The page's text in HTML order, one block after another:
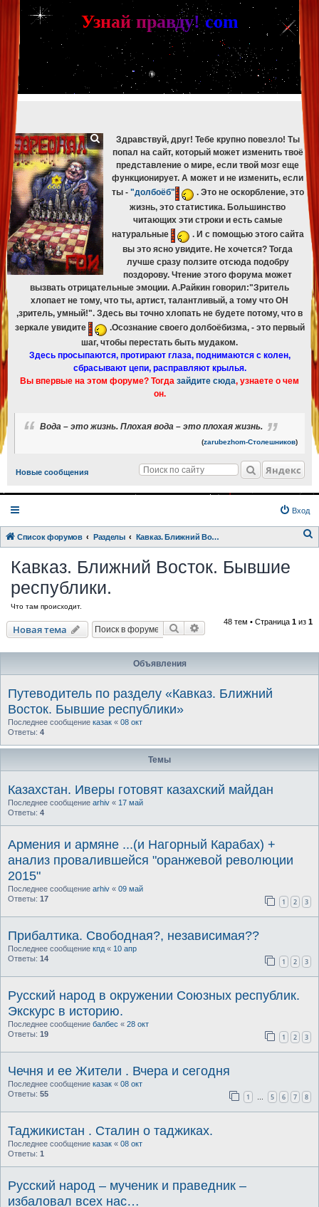
[phpBB Debug] PHP Warning : in file [ROOT]/phpbb/db/driver/mysqli.php
mysqli_fetch_assoc(): Couldn't fetch mysqli_result
[phpBB Debug] PHP Warning: in file[ROOT]/phpbb/db/driver/mysqli.php 329
mysqli_free_result(): Couldn't fetch mysqli_result
[phpBB Debug] PHP Warning
[ROOT]/phpbb/db/driver/mysqli.php on line 265
mysqli_fetch_assoc(): Couldn't fetch mysqli_result
[phpBB Debug] PHP Warning
: in file [ROOT]/phpbb/db/driver/mysqli.php on line329
mysqli_free_result(): Couldn't fetch mysqli_result
[phpBB Debug] PHP Warning: in file [ROOT]/phpbb/db/driver/mysqli.php on line 265
mysqli_fetch_assoc(): Couldn't fetch mysqli_result
[phpBB Debug] PHP Warning
[ROOT]/phpbb/db/driver/mysqli.php on line329:
mysqli_free_result(): Couldn't fetch mysqli_result
Узнай правду! com
Здравствуй, друг! Тебе крупно повезло! Ты
попал на сайт, который может изменить твоё
представление о мире, если твой мозг еще
функционирует. А может и не изменить, если
ты - "долбоёб"
. Это не оскорбление, это
жизнь, это статистика. Большинство
читающих эти строки и есть самые
натуральные
. И с помощью этого сайта
вы это ясно увидите. Не хочется? Тогда
лучше сразу ползите отсюда подобру
поздорову. Чтение этого форума может
вызвать отрицательные эмоции. А.Райкин говорил:"Зритель
хлопает не тому, что ты, артист, талантливый, а тому что ОН
,зритель, умный!". Здесь вы точно хлопать не будете потому, что в
зеркале увидите
.Осознание своего долбоёбизма, - это первый
шаг, чтобы перестать быть мудаком.
Здесь просыпаются, протирают глаза, поднимаются с колен,
сбрасывают цепи, расправляют крылья.
Вы впервые на этом форуме? Тогда зайдите сюда, узнаете о чем
он.
Вода – это жизнь. Плохая вода – это плохая жизнь.
(zarubezhom-Столешников)
Новые сообщения Яндекс
Вход
Список форумов Разделы Кавказ. Ближний Восток. Бывшие республики.
Кавказ. Ближний Восток. Бывшие
республики.
Что там происходит.
Новая тема Поиск Расширенный поиск
48 тем • Страница 1 из 1
Объявления
Путеводитель по разделу «Кавказ. Ближний
Восток. Бывшие республики»
Последнее сообщение казак « 08 окт
Ответы: 4
Темы
Казахстан. Иверы готовят казахский майдан
Последнее сообщение arhiv « 17 май
Ответы: 4
Армения и армяне ...(и Нагорный Карабах) +
анализ провалившейся "оранжевой революции
2015"
Последнее сообщение arhiv « 09 май
Ответы: 17 1 2 3
Прибалтика. Свободная?, независимая??
Последнее сообщение кпд « 10 апр
Ответы: 14 1 2 3
Русский народ в окружении Союзных республик.
Экскурс в историю.
Последнее сообщение балбес « 28 окт
Ответы: 19 1 2 3
Чечня и ее Жители . Вчера и сегодня
Последнее сообщение казак « 08 окт
Ответы: 55 1 … 5 6 7 8
Таджикистан . Сталин о таджиках.
Последнее сообщение казак « 08 окт
Ответы: 1
Русский народ – мученик и праведник –
избаловал всех нас…